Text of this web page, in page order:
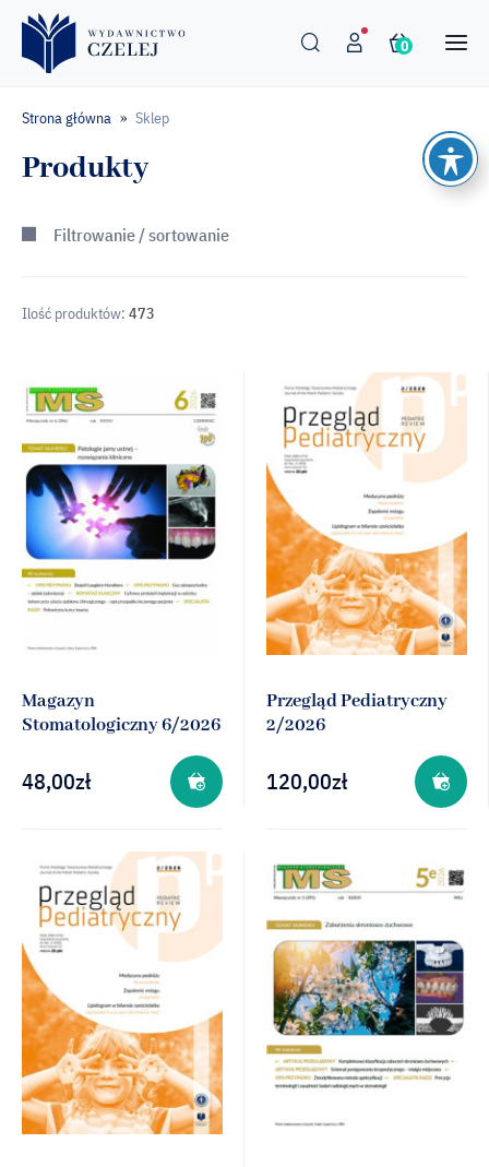
0
Strona główna » Sklep
Produkty
Filtrowanie / sortowanie
Ilość produktów: 473
Magazyn
Stomatologiczny 6/2026
48,00zł
Przegląd Pediatryczny
2/2026
120,00zł